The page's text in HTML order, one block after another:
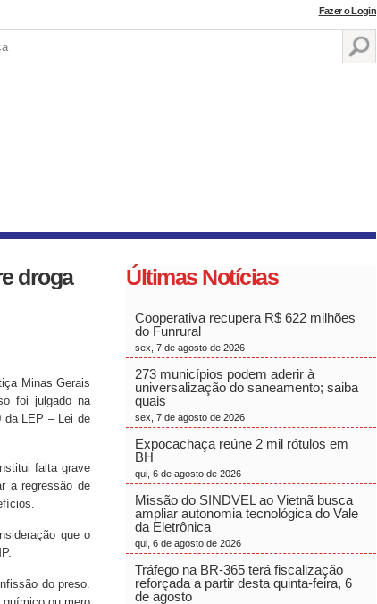
Fazer o Login
droga
Minas Gerais
foi julgado na
da LEP – Lei de
falta grave
a regressão de
que o
do preso.
Últimas Notícias
Cooperativa recupera R$ 622 milhões
do Funrural
sex, 7 de agosto de 2026
273 municípios podem aderir à
universalização do saneamento; saiba
quais
sex, 7 de agosto de 2026
Expocachaça reúne 2 mil rótulos em
BH
qui, 6 de agosto de 2026
Missão do SINDVEL ao Vietnã busca
ampliar autonomia tecnológica do Vale
da Eletrônica
qui, 6 de agosto de 2026
Tráfego na BR-365 terá fiscalização
reforçada a partir desta quinta-feira, 6
de agosto